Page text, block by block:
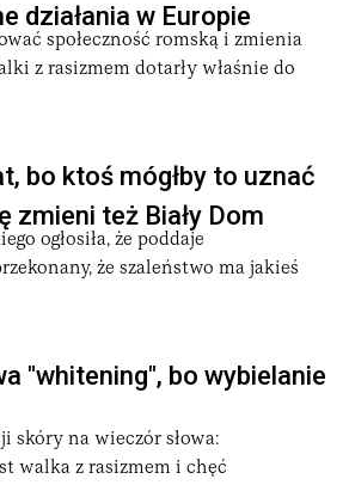
działania w Europie
społeczność romską i zmienia
z rasizmem dotarły właśnie do
bo ktoś mógłby to uznać
zmieni też Biały Dom
ogłosiła, że poddaje
że szaleństwo ma jakieś
"whitening", bo wybielanie
skóry na wieczór słowa:
walka z rasizmem i chęć